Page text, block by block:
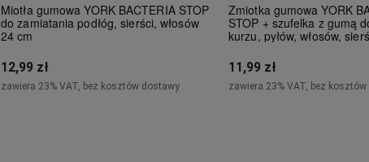
Miotła gumowa YORK BACTERIA STOP
do zamiatania podłóg, sierści, włosów
24 cm
12,99 zł
zawiera 23% VAT, bez kosztów dostawy
Zmiotka gumowa YORK
STOP + szufelka z gumą
kurzu, pyłów, włosów,
11,99 zł
zawiera 23% VAT, bez